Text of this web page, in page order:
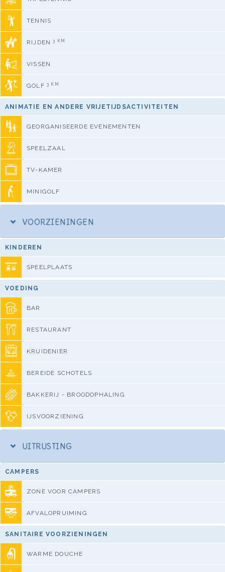
TENNIS
RIJDEN3 KM
VISSEN
GOLF 3 KM
ANIMATIE EN ANDERE VRIJETIJDSACTIVITEITEN
GEORGANISEERDE EVENEMENTEN
SPEELZAAL
TV-KAMER
MINIGOLF
VOORZIENINGEN
KINDEREN
SPEELPLAATS
VOEDING
BAR
RESTAURANT
KRUIDENIER
BEREIDE SCHOTELS
BAKKERIJ - BROODOPHALING
IJSVOORZIENING
UITRUSTING
CAMPERS
ZONE VOOR CAMPERS
AFVALOPRUIMING
SANITAIRE VOORZIENINGEN
WARME DOUCHE